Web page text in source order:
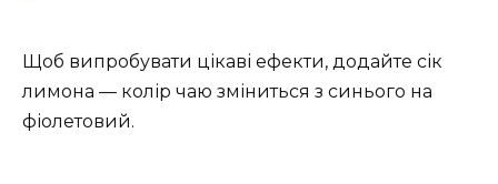
Щоб випробувати цікаві ефекти, додайте сік
лимона — колір чаю зміниться з синього на
фіолетовий.